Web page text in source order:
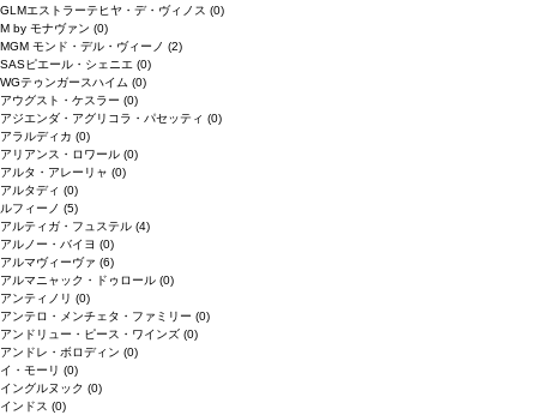
GLMエストラーテヒヤ・デ・ヴィノス (0)
M by モナヴァン (0)
MGM モンド・デル・ヴィーノ (2)
SASピエール・シェニエ (0)
WGテゥンガースハイム (0)
アウグスト・ケスラー (0)
アジエンダ・アグリコラ・パセッティ (0)
アラルディカ (0)
アリアンス・ロワール (0)
アルタ・アレーリャ (0)
アルタディ (0)
ルフィーノ (5)
アルティガ・フュステル (4)
アルノー・バイヨ (0)
アルマヴィーヴァ (6)
アルマニャック・ドゥロール (0)
アンティノリ (0)
アンテロ・メンチェタ・ファミリー (0)
アンドリュー・ピース・ワインズ (0)
アンドレ・ボロディン (0)
イ・モーリ (0)
イングルヌック (0)
インドス (0)